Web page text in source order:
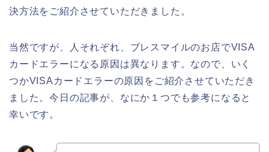
決方法をご紹介させていただきました。
当然ですが、人それぞれ、ブレスマイルのお店でVISA
カードエラーになる原因は異なります。なので、いく
つかVISAカードエラーの原因をご紹介させていただき
ました。今日の記事が、なにか１つでも参考になると
幸いです。